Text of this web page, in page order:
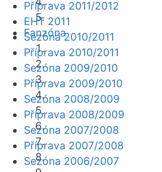
Fanzóna
Příprava 2011/2012
EHT 2011
Sezóna 2010/2011
Příprava 2010/2011
Sezóna 2009/2010
Příprava 2009/2010
Sezóna 2008/2009
Příprava 2008/2009
Sezóna 2007/2008
Příprava 2007/2008
Sezóna 2006/2007